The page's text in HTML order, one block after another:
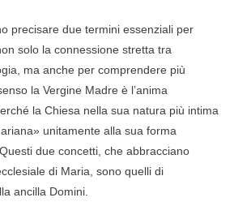
precisare due termini essenziali per
solo la connessione stretta tra
ma anche per comprendere più
la Vergine Madre è l’anima
la Chiesa nella sua natura più intima
unitamente alla sua forma
due concetti, che abbracciano
di Maria, sono quelli di
ancilla Domini.